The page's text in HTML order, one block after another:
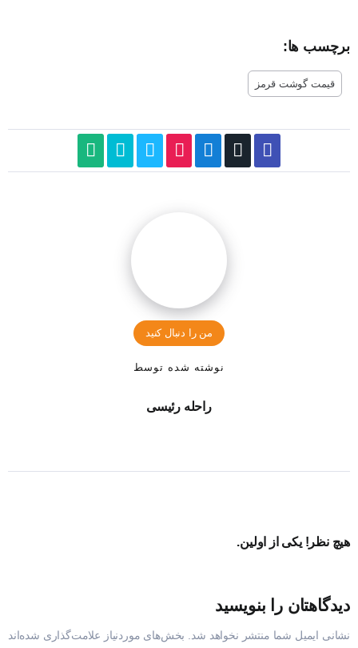
برچسب ها:
قیمت گوشت قرمز
من را دنبال کنید
نوشته شده توسط
راحله رئیسی
هیچ نظر! یکی از اولین.
دیدگاهتان را بنویسید
نشانی ایمیل شما منتشر نخواهد شد. بخش‌های موردنیاز علامت‌گذاری شده‌اند